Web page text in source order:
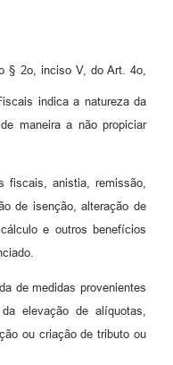
§ 2o, inciso V, do Art. 4o,
indica a natureza da
maneira a não propiciar
fiscais, anistia, remissão,
de isenção, alteração de
e outros benefícios
de medidas provenientes
elevação de alíquotas,
ou criação de tributo ou